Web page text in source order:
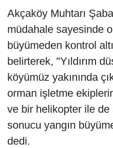
Akçaköy Muhtarı
müdahale sayesinde
büyümeden kontrol
belirterek, "Yıldırım
köyümüz yakınında
orman işletme
ve bir helikopter ile de
sonucu yangın
dedi.